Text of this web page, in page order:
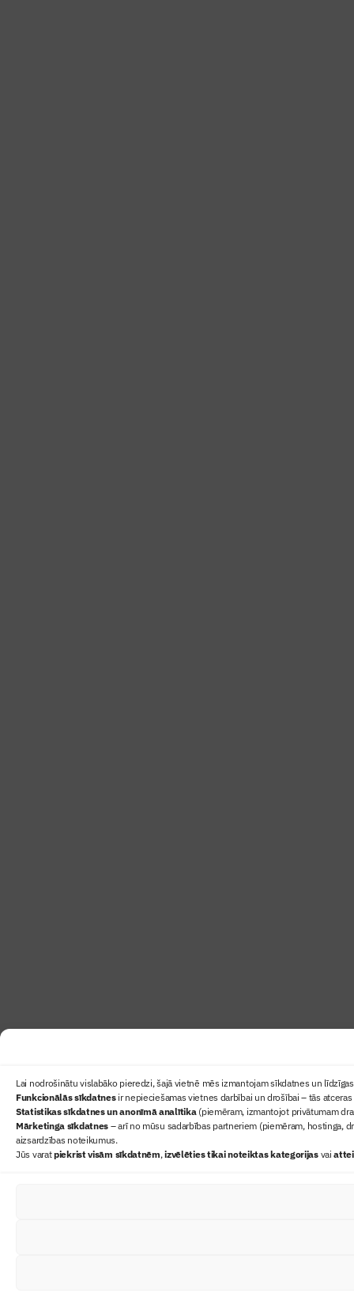
Lai nodrošinātu vislabāko pieredzi, šajā vietnē mēs izmantojam sīkdatnes un
Funkcionālās sīkdatnesir nepieciešamas vietnes darbībai un drošībai – tās
Statistikas sīkdatnes un anonīmā analītika(piemēram, izmantojot privātumam
Mārketinga sīkdatnes – arī no mūsu sadarbības partneriem (piemēram, hostinga,
aizsardzības noteikumus.
Jūs varatpiekrist visām sīkdatnēm,izvēlēties tikai noteiktas kategorijasvai